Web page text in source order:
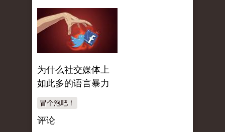
为什么社交媒体上
如此多的语言暴力
冒个泡吧！
评论